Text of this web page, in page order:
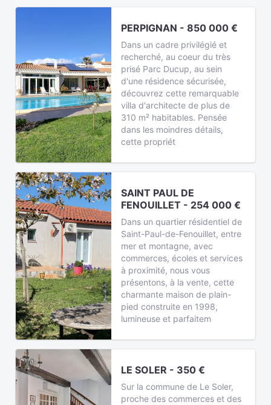
PERPIGNAN - 850 000 €
Dans un cadre privilégié et
recherché, au coeur du très
prisé Parc Ducup, au sein
d'une résidence sécurisée,
découvrez cette remarquable
villa d'architecte de plus de
310 m² habitables. Pensée
dans les moindres détails,
cette propriét
SAINT PAUL DE
FENOUILLET - 254 000 €
Dans un quartier résidentiel de
Saint-Paul-de-Fenouillet, entre
mer et montagne, avec
commerces, écoles et services
à proximité, nous vous
présentons, à la vente, cette
charmante maison de plain-
pied construite en 1998,
lumineuse et parfaitem
LE SOLER - 350 €
Sur la commune de Le Soler,
proche des commerces et des